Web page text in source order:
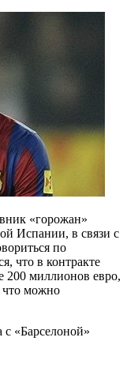
«горожан»
Испании, в связи с
по
что в контракте
200 миллионов евро,
что можно
«Барселоной»